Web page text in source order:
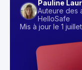
Pauline
Auteure des
HelloSafe
Mis à jour le 1